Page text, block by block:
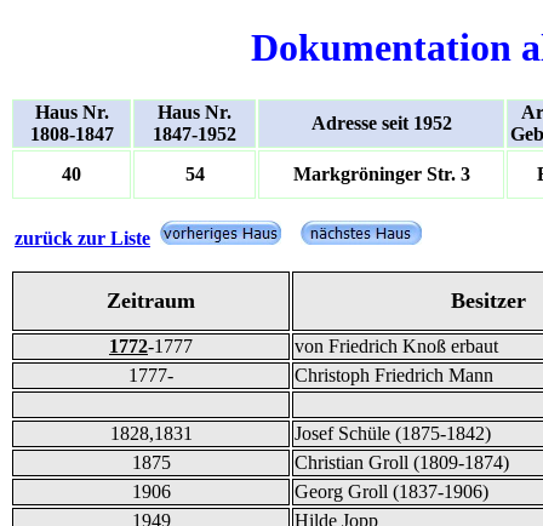
Dokumentation
Haus Nr.
1808-1847
Haus Nr.
1847-1952
Adresse seit 1952
40
54 Markgröninger Str. 3
zurück zur Liste
Zeitraum Besitzer
1772-1777
von Friedrich Knoß erbaut
1777-
Christoph Friedrich Mann
1828,1831
Josef Schüle (1875-1842)
1875
Christian Groll (1809-1874)
1906
Georg Groll (1837-1906)
1949
Hilde Jopp